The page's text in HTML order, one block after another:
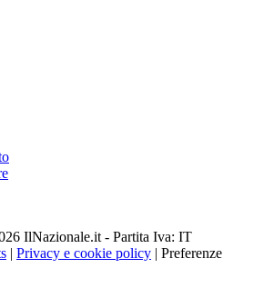
IlNazionale.it - Partita Iva: IT
| Privacy e cookie policy | Preferenze